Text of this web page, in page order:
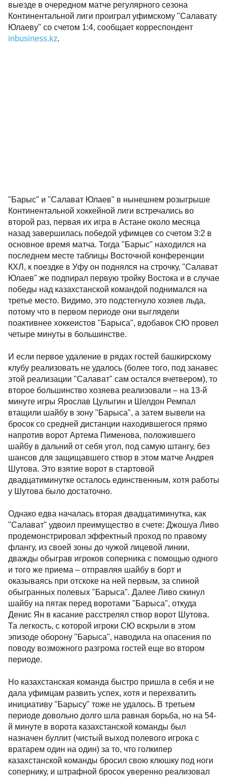
выезде в очередном матче регулярного сезона
Континентальной лиги проиграл уфимскому "Салавату
Юлаеву" со счетом 1:4, сообщает корреспондент
inbusiness.kz.
"Барыс" и "Салават Юлаев" в нынешнем розыгрыше
Континентальной хоккейной лиги встречались во
второй раз, первая их игра в Астане около месяца
назад завершилась победой уфимцев со счетом 3:2 в
основное время матча. Тогда "Барыс" находился на
последнем месте таблицы Восточной конференции
КХЛ, к поездке в Уфу он поднялся на строчку, "Салават
Юлаев" же подпирал первую тройку Востока и в случае
победы над казахстанской командой поднимался на
третье место. Видимо, это подстегнуло хозяев льда,
потому что в первом периоде они выглядели
поактивнее хоккеистов "Барыса", вдобавок СЮ провел
четыре минуты в большинстве.
И если первое удаление в рядах гостей башкирскому
клубу реализовать не удалось (более того, под занавес
этой реализации "Салават" сам остался вчетвером), то
второе большинство хозяева реализовали – на 13-й
минуте игры Ярослав Цулыгин и Шелдон Ремпал
втащили шайбу в зону "Барыса", а затем вывели на
бросок со средней дистанции находившегося прямо
напротив ворот Артема Пименова, положившего
шайбу в дальний от себя угол, под самую штангу, без
шансов для защищавшего створ в этом матче Андрея
Шутова. Это взятие ворот в стартовой
двадцатиминутке осталось единственным, хотя работы
у Шутова было достаточно.
Однако едва началась вторая двадцатиминутка, как
"Салават" удвоил преимущество в счете: Джошуа Ливо
продемонстрировал эффектный проход по правому
флангу, из своей зоны до чужой лицевой линии,
дважды обыграв игроков соперника с помощью одного
и того же приема – отправляя шайбу в борт и
оказываясь при отскоке на ней первым, за спиной
обыгранных полевых "Барыса". Далее Ливо скинул
шайбу на пятак перед воротами "Барыса", откуда
Денис Ян в касание расстрелял створ ворот Шутова.
Та легкость, с которой игроки СЮ вскрыли в этом
эпизоде оборону "Барыса", наводила на опасения по
поводу возможного разгрома гостей еще во втором
периоде.
Но казахстанская команда быстро пришла в себя и не
дала уфимцам развить успех, хотя и перехватить
инициативу "Барысу" тоже не удалось. В третьем
периоде довольно долго шла равная борьба, но на 54-
й минуте в ворота казахстанской команды был
назначен буллит (чистый выход полевого игрока с
вратарем один на один) за то, что голкипер
казахстанской команды бросил свою клюшку под ноги
сопернику, и штрафной бросок уверенно реализовал